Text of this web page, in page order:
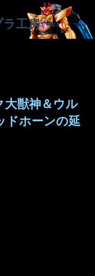
工房〜
大獣神＆ウル
ドホーンの延